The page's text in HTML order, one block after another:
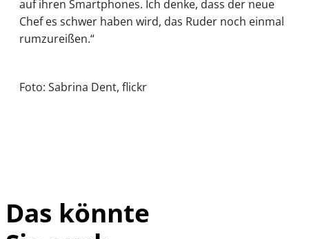
auf ihren Smartphones. Ich denke, dass der neue
Chef es schwer haben wird, das Ruder noch einmal
rumzureißen.“
Foto: Sabrina Dent, flickr
Das könnte